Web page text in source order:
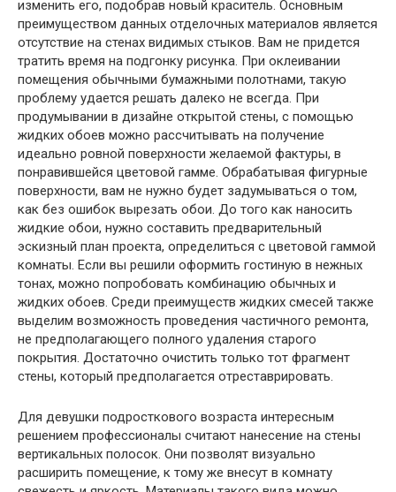
изменить его, подобрав новый краситель. Основным
преимуществом данных отделочных материалов является
отсутствие на стенах видимых стыков. Вам не придется
тратить время на подгонку рисунка. При оклеивании
помещения обычными бумажными полотнами, такую
проблему удается решать далеко не всегда. При
продумывании в дизайне открытой стены, с помощью
жидких обоев можно рассчитывать на получение
идеально ровной поверхности желаемой фактуры, в
понравившейся цветовой гамме. Обрабатывая фигурные
поверхности, вам не нужно будет задумываться о том,
как без ошибок вырезать обои. До того как наносить
жидкие обои, нужно составить предварительный
эскизный план проекта, определиться с цветовой гаммой
комнаты. Если вы решили оформить гостиную в нежных
тонах, можно попробовать комбинацию обычных и
жидких обоев. Среди преимуществ жидких смесей также
выделим возможность проведения частичного ремонта,
не предполагающего полного удаления старого
покрытия. Достаточно очистить только тот фрагмент
стены, который предполагается отреставрировать.
Для девушки подросткового возраста интересным
решением профессионалы считают нанесение на стены
вертикальных полосок. Они позволят визуально
расширить помещение, к тому же внесут в комнату